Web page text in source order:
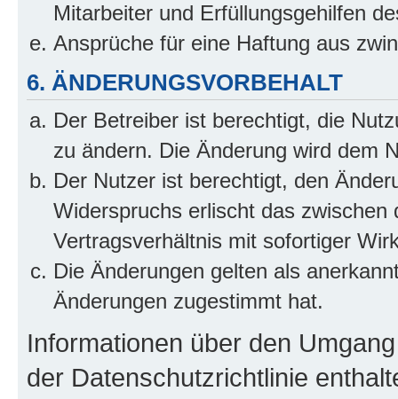
Mitarbeiter und Erfüllungsgehilfen
Ansprüche für eine Haftung aus
6. ÄNDERUNGSVORBEHALT
Der Betreiber ist berechtigt, die
zu ändern. Die Änderung wird dem
Der Nutzer ist berechtigt, den
Widerspruchs erlischt das
Vertragsverhältnis mit sofortiger
Die Änderungen gelten als
Änderungen zugestimmt hat.
Informationen über den
der Datenschutzrichtlinie